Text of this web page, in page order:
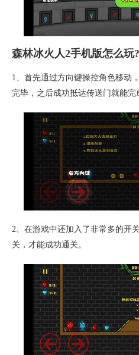
森林冰火人2手机版怎么玩?
1、首先通过方向键操控角色移动
完毕，之后成功抵达传送门就能完
2、在游戏中还加入了非常多的开
关，才能成功通关。